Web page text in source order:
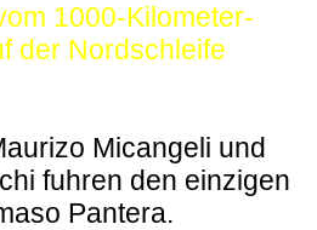
1000-Kilometer-
der Nordschleife
Micangeli und
fuhren den einzigen
Pantera.